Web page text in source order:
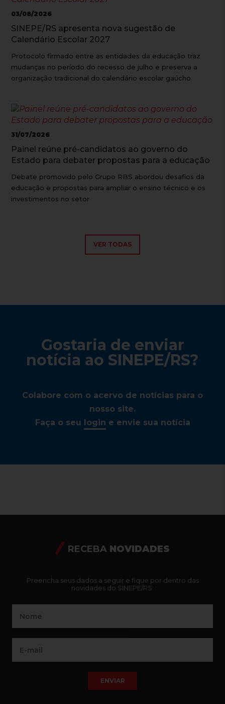
03/08/2026
SINEPE/RS apresenta nova sugestão de
Calendário Escolar 2027
Protocolo firmado entre as entidades da educação traz
mudanças no período do recesso de julho e preserva a
organização tradicional do calendário escolar gaúcho
31/07/2026
Painel reúne pré-candidatos ao governo do
Estado para debater propostas para a educação
Debate promovido pelo Grupo RBS abordou desafios da
educação e propostas para ampliar o ensino técnico e os
investimentos no setor
VER TODAS
Gostaria de enviar
notícia ao SINEPE/RS?
Colabore com o acervo de notícias para o
nosso site.
Faça o seu
login e envie sua notícia
RECEBA NOVIDADES
Preencha seus dados a seguir e fique por dentro das
novidades do SINEPE/RS:
ENVIAR